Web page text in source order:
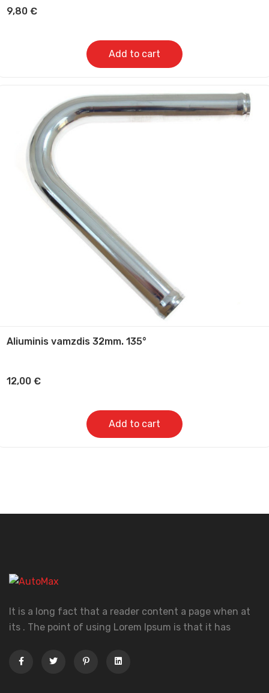
9,80 €
Add to cart
Aliuminis vamzdis 32mm. 135°
12,00 €
Add to cart
It is a long fact that a reader content a page when at
its . The point of using Lorem Ipsum is that it has